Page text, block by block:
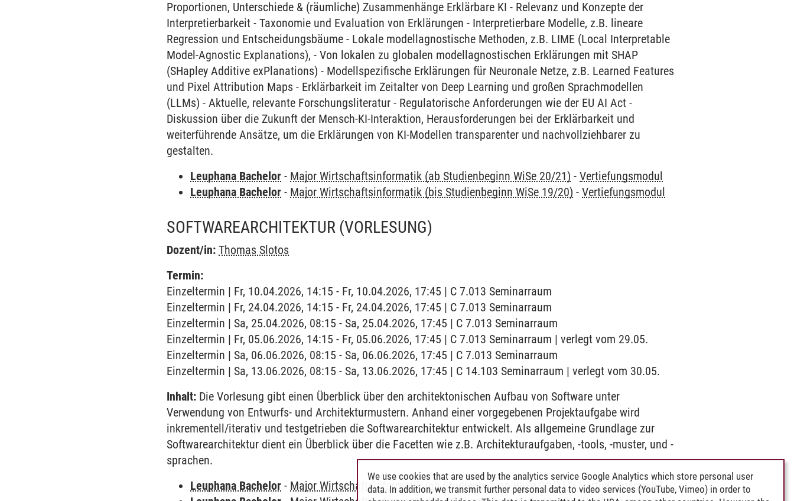
Proportionen, Unterschiede & (räumliche) Zusammenhänge Erklärbare KI - Relevanz und Konzepte der
Interpretierbarkeit - Taxonomie und Evaluation von Erklärungen - Interpretierbare Modelle, z.B. lineare
Regression und Entscheidungsbäume - Lokale modellagnostische Methoden, z.B. LIME (Local Interpretable
Model-Agnostic Explanations), - Von lokalen zu globalen modellagnostischen Erklärungen mit SHAP
(SHapley Additive exPlanations) - Modellspezifische Erklärungen für Neuronale Netze, z.B. Learned Features
und Pixel Attribution Maps - Erklärbarkeit im Zeitalter von Deep Learning und großen Sprachmodellen
(LLMs) - Aktuelle, relevante Forschungsliteratur - Regulatorische Anforderungen wie der EU AI Act -
Diskussion über die Zukunft der Mensch-KI-Interaktion, Herausforderungen bei der Erklärbarkeit und
weiterführende Ansätze, um die Erklärungen von KI-Modellen transparenter und nachvollziehbarer zu
gestalten.
Leuphana Bachelor - Major Wirtschaftsinformatik (ab Studienbeginn WiSe 20/21) -Vertiefungsmodul
Leuphana Bachelor - Major Wirtschaftsinformatik (bis Studienbeginn WiSe 19/20) -Vertiefungsmodul
SOFTWAREARCHITEKTUR (VORLESUNG)
Dozent/in: Thomas Slotos
Termin:
Einzeltermin | Fr, 10.04.2026, 14:15 - Fr, 10.04.2026, 17:45 | C 7.013 Seminarraum
Einzeltermin | Fr, 24.04.2026, 14:15 - Fr, 24.04.2026, 17:45 | C 7.013 Seminarraum
Einzeltermin | Sa, 25.04.2026, 08:15 - Sa, 25.04.2026, 17:45 | C 7.013 Seminarraum
Einzeltermin | Fr, 05.06.2026, 14:15 - Fr, 05.06.2026, 17:45 | C 7.013 Seminarraum | verlegt vom 29.05.
Einzeltermin | Sa, 06.06.2026, 08:15 - Sa, 06.06.2026, 17:45 | C 7.013 Seminarraum
Einzeltermin | Sa, 13.06.2026, 08:15 - Sa, 13.06.2026, 17:45 | C 14.103 Seminarraum | verlegt vom 30.05.
Inhalt: Die Vorlesung gibt einen Überblick über den architektonischen Aufbau von Software unter
Verwendung von Entwurfs- und Architekturmustern. Anhand einer vorgegebenen Projektaufgabe wird
inkrementell/iterativ und testgetrieben die Softwarearchitektur entwickelt. Als allgemeine Grundlage zur
Softwarearchitektur dient ein Überblick über die Facetten wie z.B. Architekturaufgaben, -tools, -muster, und -
sprachen.
Leuphana Bachelor - Major Wirtschaftsinformatik (ab Studienbeginn WiSe 20/21)-Vertiefungsmodul
We use cookies that are used by the analytics service Google Analytics which store personal user
data. In addition, we transmit further personal data to video services (YouTube, Vimeo) in order to